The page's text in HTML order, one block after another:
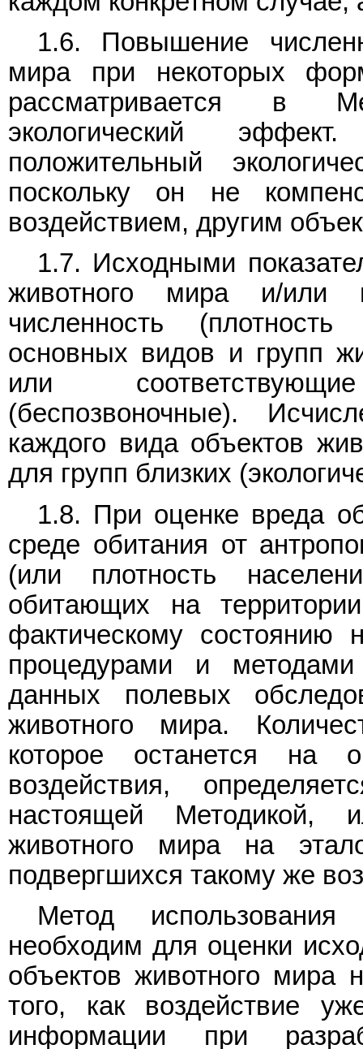
1.6. Повышение
мира при некоторых
рассматривается в
экологический
положительный
поскольку он не
воздействием, другим
1.7. Исходными
животного мира и/или
численность
основных видов и групп
или
(беспозвоночные).
каждого вида объектов
для групп близких
1.8. При оценке вреда
среде обитания от
(или плотность
обитающих на
фактическому состоянию
процедурами и методами
данных полевых
животного мира.
которое останется на
воздействия,
настоящей Методикой,
животного мира на
подвергшихся такому же
Метод
необходим для оценки
объектов животного мира
того, как воздействие
информации при